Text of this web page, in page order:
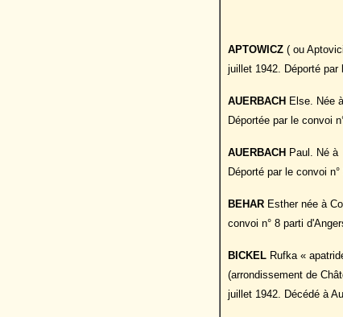
APTOWICZ ( ou
juillet 1942. Déporté
AUERBACH Else. Née
Déportée par le convoi
AUERBACH Paul. Né
Déporté par le convoi
BEHAR Esther née à
convoi n° 8 parti
BICKEL Rufka «
(arrondissement de
juillet 1942. Décédé à